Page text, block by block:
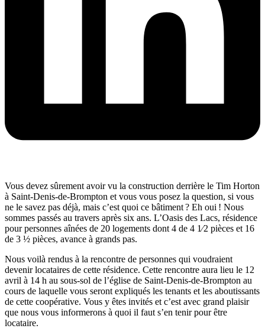
Vous devez sûrement avoir vu la construction derrière le Tim Horton
à Saint-Denis-de-Brompton et vous vous posez la question, si vous
ne le savez pas déjà, mais c’est quoi ce bâtiment ? Eh oui ! Nous
sommes passés au travers après six ans. L’Oasis des Lacs, résidence
pour personnes aînées de 20 logements dont 4 de 4 1⁄2 pièces et 16
de 3 ½ pièces, avance à grands pas.
Nous voilà rendus à la rencontre de personnes qui voudraient
devenir locataires de cette résidence. Cette rencontre aura lieu le 12
avril à 14 h au sous-sol de l’église de Saint-Denis-de-Brompton au
cours de laquelle vous seront expliqués les tenants et les aboutissants
de cette coopérative. Vous y êtes invités et c’est avec grand plaisir
que nous vous informerons à quoi il faut s’en tenir pour être
locataire.